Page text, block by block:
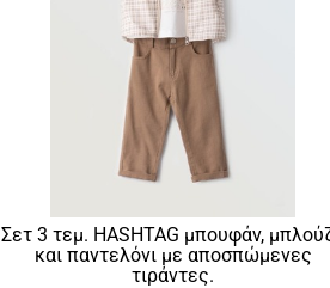
Σετ 3 τεμ. HASHTAG μπουφάν,
και παντελόνι με αποσπώμενες
τιράντες.